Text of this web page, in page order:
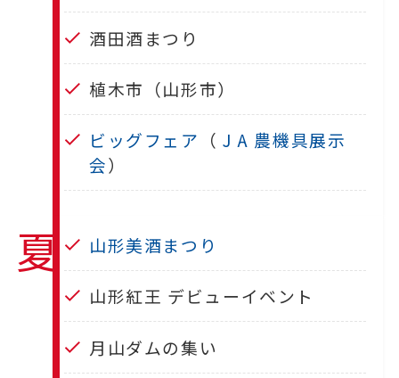
酒田酒まつり
植木市（山形市）
ビッグフェア （ J A 農機具展示
会）
夏 山形美酒まつり
山形紅王 デビューイベント
月山ダムの集い